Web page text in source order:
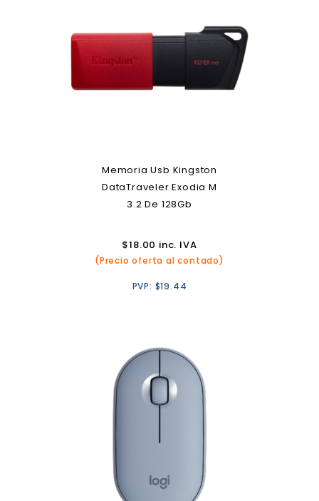
Memoria Usb Kingston
DataTraveler Exodia M
3.2 De 128Gb
$18.00 inc. IVA
(Precio oferta al contado)
PVP: $19.44